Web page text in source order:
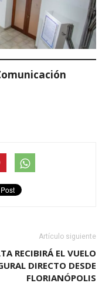
Artículo siguiente
RECIBIRÁ EL VUELO
DIRECTO DESDE
FLORIANÓPOLIS